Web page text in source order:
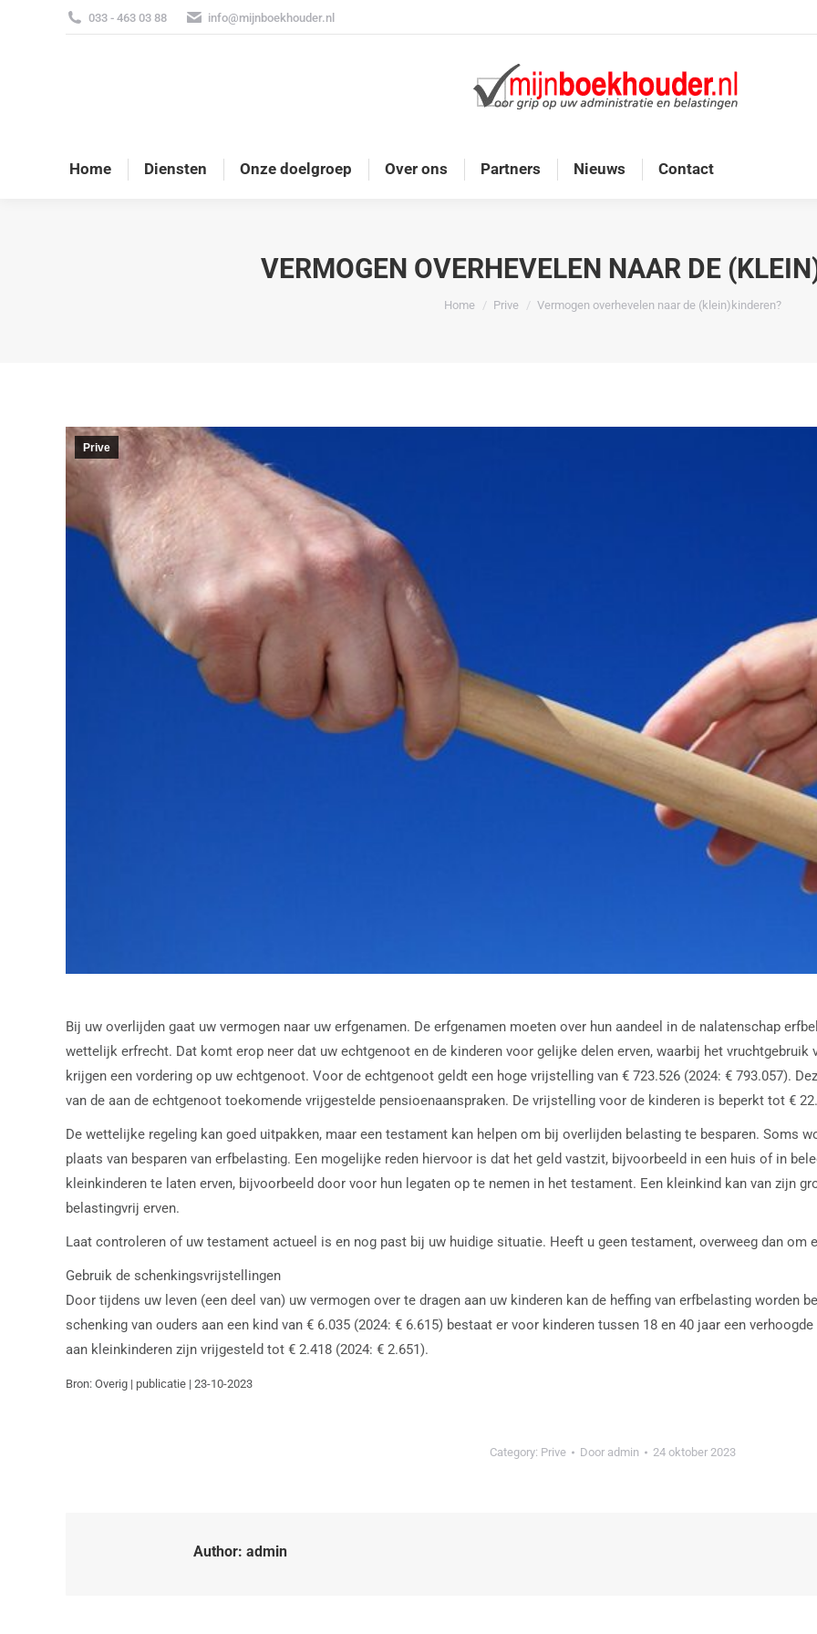
033 - 463 03 88 info@mijnboekhouder.nl
Home Diensten Onze doelgroep Over ons Partners Nieuws Contact
VERMOGEN OVERHEVELEN NAAR DE
Je bent hier:
Home Prive Vermogen overhevelen naar de (klein)kinderen?
Prive
Bij uw overlijden gaat uw vermogen naar uw erfgenamen. De erfgenamen moeten over hun aandeel in de nalatenschap
wettelijk erfrecht. Dat komt erop neer dat uw echtgenoot en de kinderen voor gelijke delen erven, waarbij het vruchtgebruik
krijgen een vordering op uw echtgenoot. Voor de echtgenoot geldt een hoge vrijstelling van € 723.526 (2024: € 793.057).
van de aan de echtgenoot toekomende vrijgestelde pensioenaanspraken. De vrijstelling voor de kinderen is beperkt tot €
De wettelijke regeling kan goed uitpakken, maar een testament kan helpen om bij overlijden belasting te besparen. Soms
plaats van besparen van erfbelasting. Een mogelijke reden hiervoor is dat het geld vastzit, bijvoorbeeld in een huis of in
kleinkinderen te laten erven, bijvoorbeeld door voor hun legaten op te nemen in het testament. Een kleinkind kan van zijn
belastingvrij erven.
Laat controleren of uw testament actueel is en nog past bij uw huidige situatie. Heeft u geen testament, overweeg dan om
Gebruik de schenkingsvrijstellingen
Door tijdens uw leven (een deel van) uw vermogen over te dragen aan uw kinderen kan de heffing van erfbelasting worden
schenking van ouders aan een kind van € 6.035 (2024: € 6.615) bestaat er voor kinderen tussen 18 en 40 jaar een
aan kleinkinderen zijn vrijgesteld tot € 2.418 (2024: € 2.651).
Bron: Overig | publicatie | 23-10-2023
Category: Prive Door admin 24 oktober 2023
Author: admin
Home Diensten Onze doelgroep Over ons